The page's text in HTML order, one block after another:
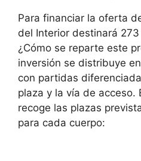
Para financiar la oferta
del Interior destinará
¿Cómo se reparte este
inversión se distribuye
con partidas
plaza y la vía de acceso.
recoge las plazas
para cada cuerpo: